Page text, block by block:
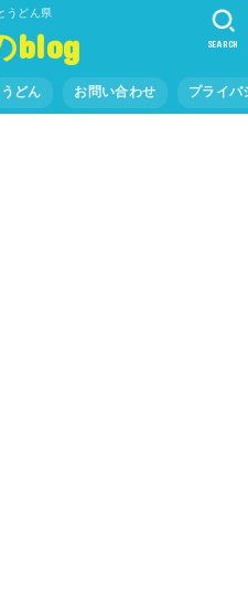
うどん県
blog
うどん お問い合わせ プライバ
SEARCH